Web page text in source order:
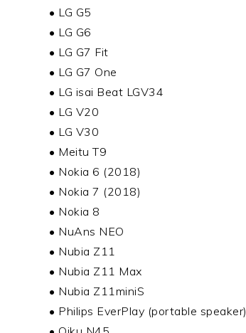
• LG G5
• LG G6
• LG G7 Fit
• LG G7 One
• LG isai Beat LGV34
• LG V20
• LG V30
• Meitu T9
• Nokia 6 (2018)
• Nokia 7 (2018)
• Nokia 8
• NuAns NEO
• Nubia Z11
• Nubia Z11 Max
• Nubia Z11miniS
• Philips EverPlay (portable speaker)